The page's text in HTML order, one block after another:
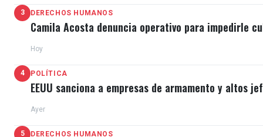
comoDavid Amram,Mario Bauzá
Su producción musical cuenta con más de
3 DERECHOS HUMANOS
Camila Acosta denuncia operativo para impedirle
Hoy
4 POLÍTICA
EEUU sanciona a empresas de armamento y altos
Ayer
5 DERECHOS HUMANOS